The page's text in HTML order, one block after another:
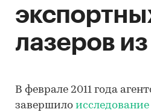
лазеров
В феврале 2011 года
завершило